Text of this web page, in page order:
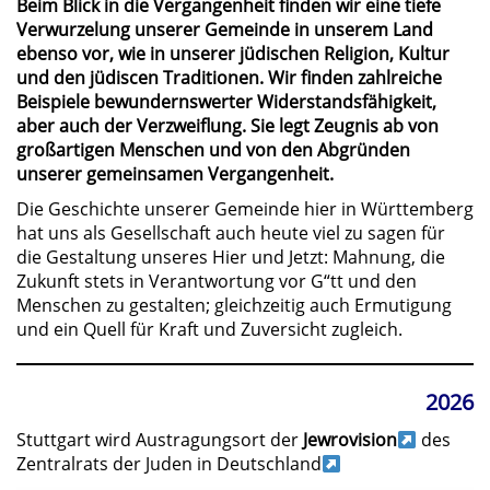
Beim Blick in die Vergangenheit finden wir eine tiefe
Verwurzelung unserer Gemeinde in unserem Land
ebenso vor, wie in unserer jüdischen Religion, Kultur
und den jüdiscen Traditionen. Wir finden zahlreiche
Beispiele bewundernswerter Widerstandsfähigkeit,
aber auch der Verzweiflung. Sie legt Zeugnis ab von
großartigen Menschen und von den Abgründen
unserer gemeinsamen Vergangenheit.
Die Geschichte unserer Gemeinde hier in Württemberg
hat uns als Gesellschaft auch heute viel zu sagen für
die Gestaltung unseres Hier und Jetzt: Mahnung, die
Zukunft stets in Verantwortung vor G“tt und den
Menschen zu gestalten; gleichzeitig auch Ermutigung
und ein Quell für Kraft und Zuversicht zugleich.
2026
Stuttgart wird Austragungsort der Jewrovision
des
Zentralrats der Juden in Deutschland